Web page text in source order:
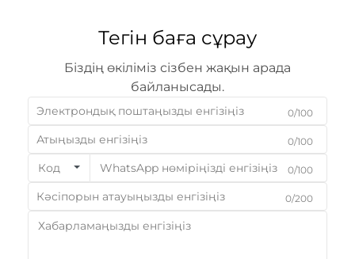
Тегін баға сұрау
Біздің өкіліміз сізбен жақын арада
байланысады.
0/100
0/100
Код 0/100
0/200